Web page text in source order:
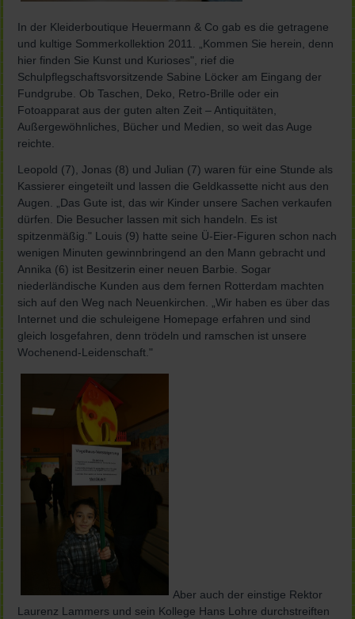
In der Kleiderboutique Heuermann & Co gab es die getragene
und kultige Sommerkollektion 2011. „Kommen Sie herein, denn
hier finden Sie Kunst und Kurioses", rief die
Schulpflegschaftsvorsitzende Sabine Löcker am Eingang der
Fundgrube. Ob Taschen, Deko, Retro-Brille oder ein
Fotoapparat aus der guten alten Zeit – Antiquitäten,
Außergewöhnliches, Bücher und Medien, so weit das Auge
reichte.
Leopold (7), Jonas (8) und Julian (7) waren für eine Stunde als
Kassierer eingeteilt und lassen die Geldkassette nicht aus den
Augen. „Das Gute ist, das wir Kinder unsere Sachen verkaufen
dürfen. Die Besucher lassen mit sich handeln. Es ist
spitzenmäßig." Louis (9) hatte seine Ü-Eier-Figuren schon nach
wenigen Minuten gewinnbringend an den Mann gebracht und
Annika (6) ist Besitzerin einer neuen Barbie. Sogar
niederländische Kunden aus dem fernen Rotterdam machten
sich auf den Weg nach Neuenkirchen. „Wir haben es über das
Internet und die schuleigene Homepage erfahren und sind
gleich losgefahren, denn trödeln und ramschen ist unsere
Wochenend-Leidenschaft."
Aber auch der einstige Rektor
Laurenz Lammers und sein Kollege Hans Lohre durchstreiften